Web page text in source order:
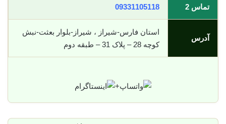
تماس 2 09331105118
آدرس
استان فارس-شیراز ، شیراز-بلوار بعثت-نبش
کوچه 28 – پلاک 31 – طبقه دوم
+